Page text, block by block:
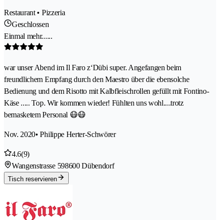
Restaurant • Pizzeria
Geschlossen
Einmal mehr......
war unser Abend im Il Faro z‘Dübi super. Angefangen beim
freundlichem Empfang durch den Maestro über die ebensolche
Bedienung und dem Risotto mit Kalbfleischrollen gefüllt mit Fontino-
Käse ..... Top. Wir kommen wieder! Fühlten uns wohl....trotz
bemasketem Personal 😷😷
Nov. 2020• Philippe Herter-Schwörer
4.6(9)
Wangenstrasse 598600 Dübendorf
Tisch reservieren